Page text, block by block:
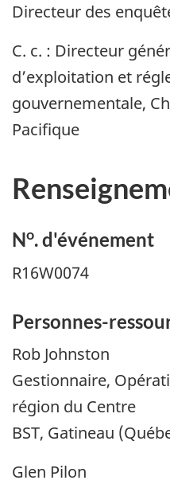
Directeur des
C. c. : Directeur
d’exploitation et
gouvernementale,
Pacifique
No. d'événement
R16W0074
Personnes-
Rob Johnston
Gestionnaire,
région du Centre
BST, Gatineau
Glen Pilon